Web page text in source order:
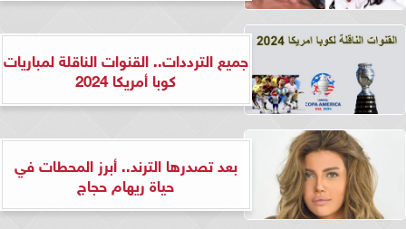
جميع الترددات.. القنوات الناقلة لمباريات
كوبا أمريكا 2024
بعد تصدرها الترند.. أبرز المحطات في
حياة ريهام حجاج